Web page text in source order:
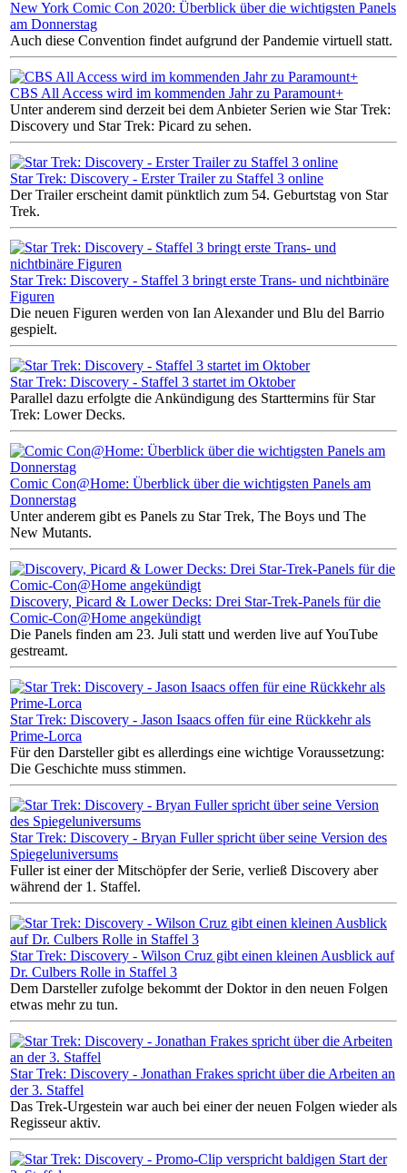
New York Comic Con 2020: Überblick über die wichtigsten Panels
am Donnerstag
Auch diese Convention findet aufgrund der Pandemie virtuell statt.
CBS All Access wird im kommenden Jahr zu Paramount+
Unter anderem sind derzeit bei dem Anbieter Serien wie Star Trek:
Discovery und Star Trek: Picard zu sehen.
Star Trek: Discovery - Erster Trailer zu Staffel 3 online
Der Trailer erscheint damit pünktlich zum 54. Geburtstag von Star
Trek.
Star Trek: Discovery - Staffel 3 bringt erste Trans- und nichtbinäre
Figuren
Die neuen Figuren werden von Ian Alexander und Blu del Barrio
gespielt.
Star Trek: Discovery - Staffel 3 startet im Oktober
Parallel dazu erfolgte die Ankündigung des Starttermins für Star
Trek: Lower Decks.
Comic Con@Home: Überblick über die wichtigsten Panels am
Donnerstag
Unter anderem gibt es Panels zu Star Trek, The Boys und The
New Mutants.
Discovery, Picard & Lower Decks: Drei Star-Trek-Panels für die
Comic-Con@Home angekündigt
Die Panels finden am 23. Juli statt und werden live auf YouTube
gestreamt.
Star Trek: Discovery - Jason Isaacs offen für eine Rückkehr als
Prime-Lorca
Für den Darsteller gibt es allerdings eine wichtige Voraussetzung:
Die Geschichte muss stimmen.
Star Trek: Discovery - Bryan Fuller spricht über seine Version des
Spiegeluniversums
Fuller ist einer der Mitschöpfer der Serie, verließ Discovery aber
während der 1. Staffel.
Star Trek: Discovery - Wilson Cruz gibt einen kleinen Ausblick auf
Dr. Culbers Rolle in Staffel 3
Dem Darsteller zufolge bekommt der Doktor in den neuen Folgen
etwas mehr zu tun.
Star Trek: Discovery - Jonathan Frakes spricht über die Arbeiten an
der 3. Staffel
Das Trek-Urgestein war auch bei einer der neuen Folgen wieder als
Regisseur aktiv.